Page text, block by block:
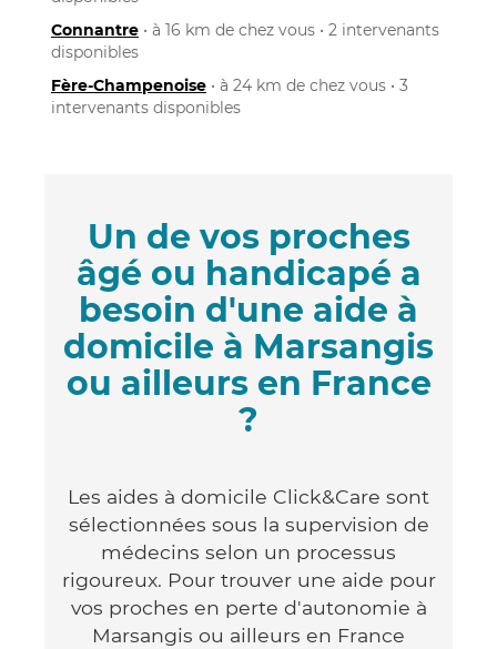
Connantre • à 16 km de chez vous • 2 intervenants
disponibles
Fère-Champenoise • à 24 km de chez vous • 3
intervenants disponibles
Un de vos proches
âgé ou handicapé a
besoin d'une aide à
domicile à Marsangis
ou ailleurs en France
?
Les aides à domicile Click&Care sont
sélectionnées sous la supervision de
médecins selon un processus
rigoureux. Pour trouver une aide pour
vos proches en perte d'autonomie à
Marsangis ou ailleurs en France